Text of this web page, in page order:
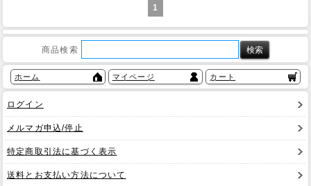
1
商品検索
ホーム マイページ カート
ログイン
メルマガ申込/停止
特定商取引法に基づく表示
送料とお支払い方法について